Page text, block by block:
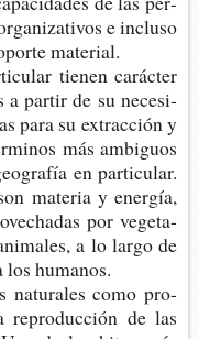
e inclu­so
material.
tie­nen carác­ter
a par­tir de su nece­si­
para su extrac­ción y
más ambi­guos
en par­ti­cu­lar.
mate­ria y ener­gía,
por vege­ta­
a lo largo de
los humanos.
natu­ra­les como pro­
de las